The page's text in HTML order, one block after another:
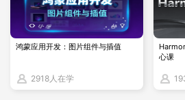
业以及对成本敏感的企业。拥有
以帮助企业在控制成本的前提下
1.随着开源数据库的普及和应用
鸿蒙应用开发：图片组件与插值
2918人在学
心课